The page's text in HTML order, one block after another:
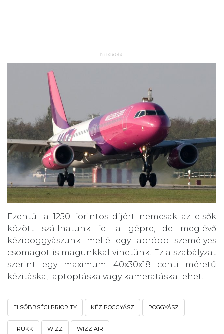
Ezentúl a 1250 forintos díjért nemcsak az elsők
között szállhatunk fel a gépre, de meglévő
kézipoggyászunk mellé egy apróbb személyes
csomagot is magunkkal vihetünk. Ez a szabályzat
szerint egy maximum 40x30x18 centi méretű
kézitáska, laptoptáska vagy kameratáska lehet.
ELSŐBBSÉGI PRIORITY KÉZIPOGGYÁSZ POGGYÁSZ
TRÜKK WIZZ WIZZ AIR